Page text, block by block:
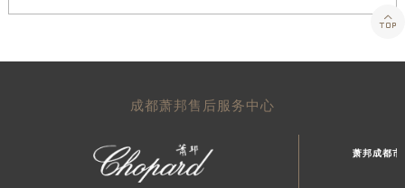
成都萧邦售后服务中心
萧邦成都市
